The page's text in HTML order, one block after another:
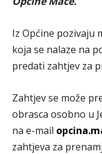
Iz Općine pozivaju
koja se nalaze na
predati zahtjev za
Zahtjev se može
obrasca osobno u
na e-mail
zahtjeva za